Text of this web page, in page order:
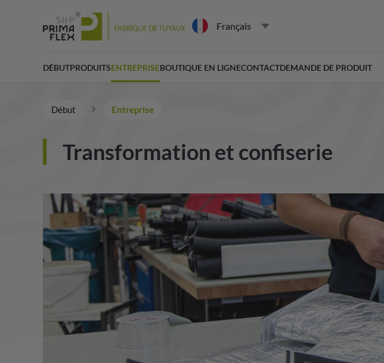
Français
DÉBUTPRODUITSENTREPRISEBOUTIQUE EN LIGNECONTACTDEMANDE DE PRODUIT
Début Entreprise
Transformation et confiserie